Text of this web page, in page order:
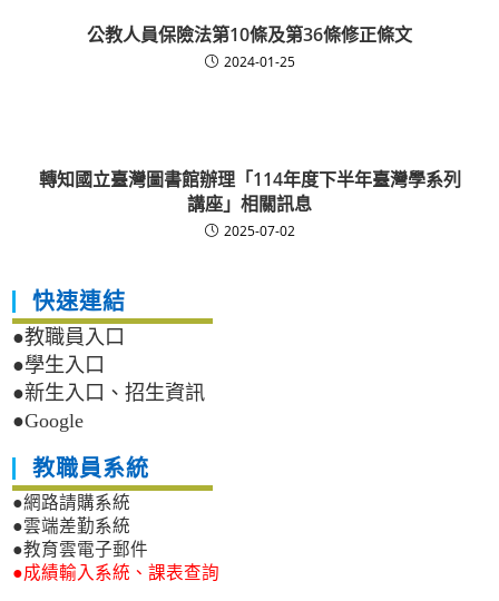
公教人員保險法第10條及第36條修正條文
2024-01-25
轉知國立臺灣圖書館辦理「114年度下半年臺灣學系列
講座」相關訊息
2025-07-02
快速連結
●教職員入口
●學生入口
●新生入口、招生資訊
●Google
教職員系統
●網路請購系統
●雲端差勤系統
●教育雲電子郵件
●成績輸入系統、課表查詢